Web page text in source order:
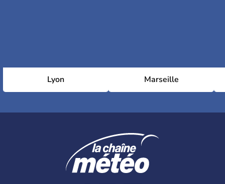
Lyon Marseille